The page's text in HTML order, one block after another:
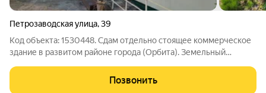
Петрозаводская улица,39
Код объекта: 1530448. Сдам отдельно стоящее коммерческое
здание в развитом районе города (Орбита). Земельный
свободной планировки, 2 этажа, 2 входа, оснащено пожаро
охранной сигнализацией,
Позвонить